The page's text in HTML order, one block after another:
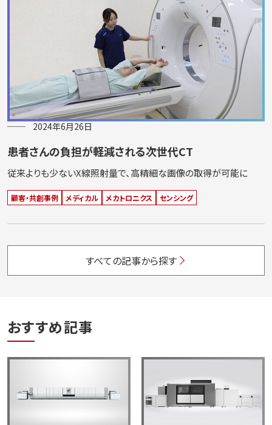
2024年6月26日
患者さんの負担が軽減される次世代CT
従来よりも少ないX線照射量で、高精細な画像の取得が可能に
顧客・共創事例 メディカル メカトロニクス センシング
すべての記事から探す
おすすめ記事